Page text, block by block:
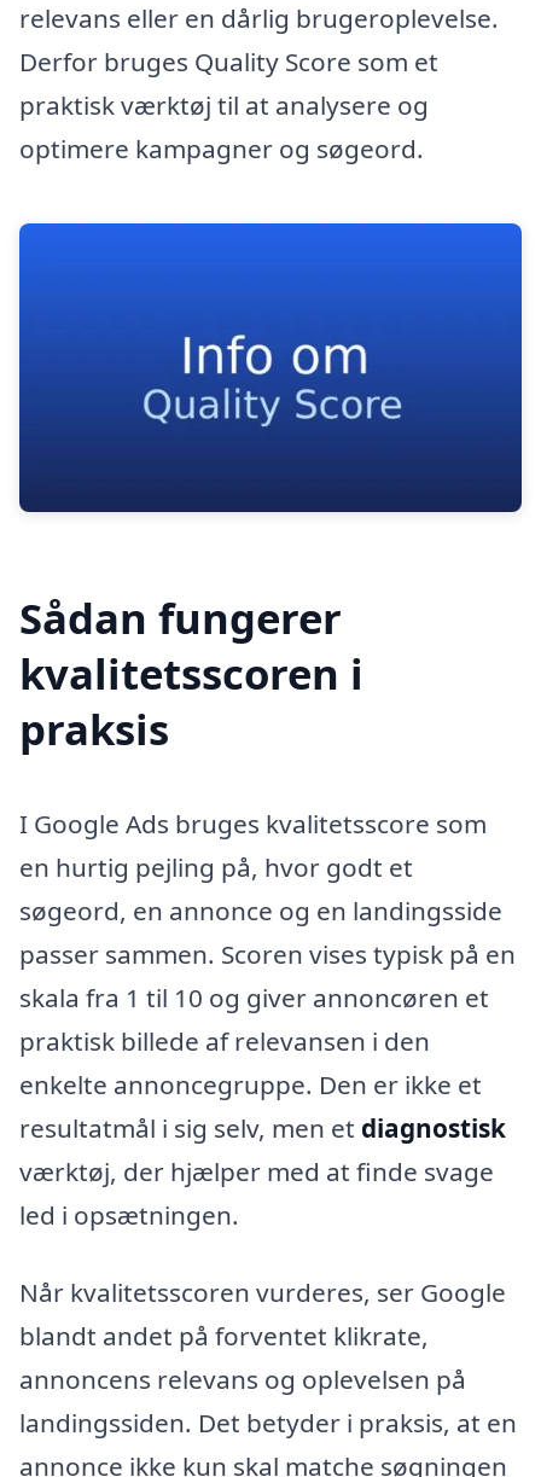
relevans eller en dårlig brugeroplevelse.
Derfor bruges Quality Score som et
praktisk værktøj til at analysere og
optimere kampagner og søgeord.
Sådan fungerer
kvalitetsscoren i
praksis
I Google Ads bruges kvalitetsscore som
en hurtig pejling på, hvor godt et
søgeord, en annonce og en landingsside
passer sammen. Scoren vises typisk på en
skala fra 1 til 10 og giver annoncøren et
praktisk billede af relevansen i den
enkelte annoncegruppe. Den er ikke et
resultatmål i sig selv, men et diagnostisk
værktøj, der hjælper med at finde svage
led i opsætningen.
Når kvalitetsscoren vurderes, ser Google
blandt andet på forventet klikrate,
annoncens relevans og oplevelsen på
landingssiden. Det betyder i praksis, at en
annonce ikke kun skal matche søgningen